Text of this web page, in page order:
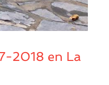
2018 en La